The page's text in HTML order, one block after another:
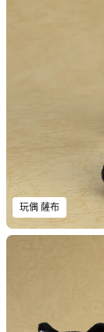
玩偶 薩布